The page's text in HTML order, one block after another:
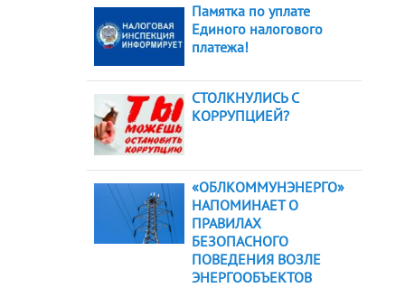
Памятка по уплате
Единого налогового
платежа!
СТОЛКНУЛИСЬ С
КОРРУПЦИЕЙ?
«ОБЛКОММУНЭНЕРГО»
НАПОМИНАЕТ О
ПРАВИЛАХ
БЕЗОПАСНОГО
ПОВЕДЕНИЯ ВОЗЛЕ
ЭНЕРГООБЪЕКТОВ